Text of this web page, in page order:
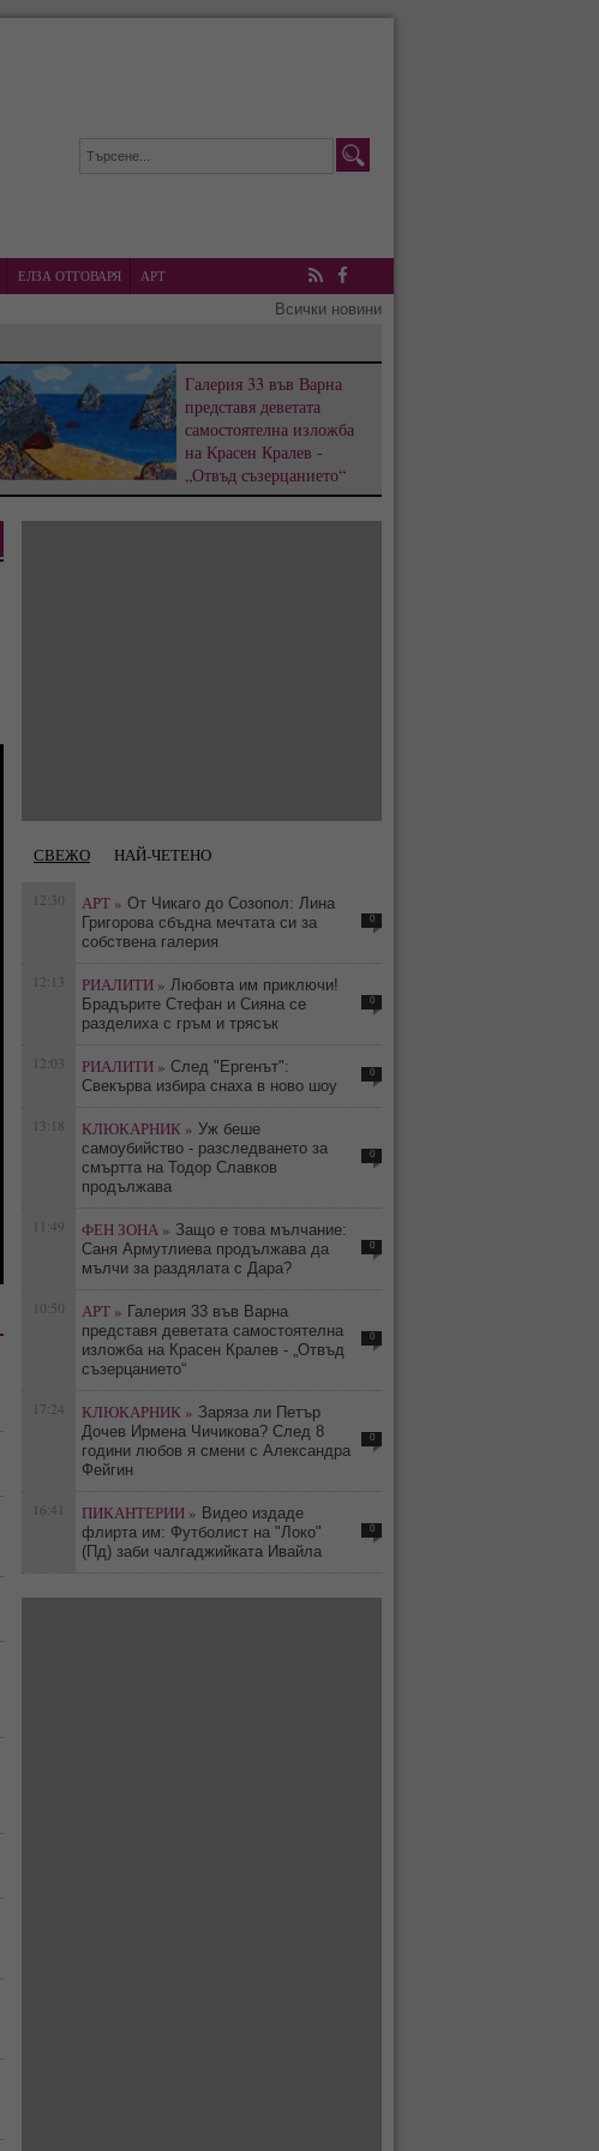
ЕЛЗА ОТГОВАРЯ
АРТ
RSS Facebook
Всички новини
Галерия 33 във Варна
представя деветата
самостоятелна изложба
на Красен Кралев -
„Отвъд съзерцанието“
СВЕЖО НАЙ-ЧЕТЕНО
12:30 АРТ » От Чикаго до Созопол: Лина
Григорова сбъдна мечтата си за
собствена галерия
0
12:13 РИАЛИТИ » Любовта им приключи!
Брадърите Стефан и Сияна се
разделиха с гръм и трясък
0
12:03 РИАЛИТИ » След "Ергенът":
Свекърва избира снаха в ново шоу
0
13:18 КЛЮКАРНИК » Уж беше
самоубийство - разследването за
смъртта на Тодор Славков
продължава
0
11:49 ФЕН ЗОНА » Защо е това мълчание:
Саня Армутлиева продължава да
мълчи за раздялата с Дара?
0
10:50 АРТ » Галерия 33 във Варна
представя деветата самостоятелна
изложба на Красен Кралев - „Отвъд
съзерцанието“
0
17:24 КЛЮКАРНИК » Заряза ли Петър
Дочев Ирмена Чичикова? След 8
години любов я смени с Александра
Фейгин
0
16:41 ПИКАНТЕРИИ » Видео издаде
флирта им: Футболист на "Локо"
(Пд) заби чалгаджийката Ивайла
0